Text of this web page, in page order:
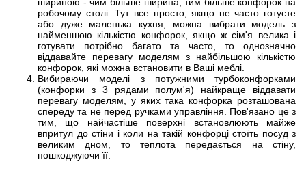
робочому столі. Тут все просто, якщо не часто готуєте
або дуже маленька кухня, можна вибрати модель з
найменшою кількістю конфорок, якщо ж сім'я велика і
готувати потрібно багато та часто, то однозначно
віддавайте перевагу моделям з найбільшою кількістю
конфорок, які можна встановити в Ваші меблі.
Вибираючи моделі з потужними турбоконфорками
(конфорки з 3 рядами полум'я) найкраще віддавати
перевагу моделям, у яких така конфорка розташована
спереду та не перед ручками управління. Пов'язано це з
тим, що найчастіше поверхні встановлюють майже
впритул до стіни і коли на такій конфорці стоїть посуд з
великим дном, то теплота передається на стіну,
пошкоджуючи її.